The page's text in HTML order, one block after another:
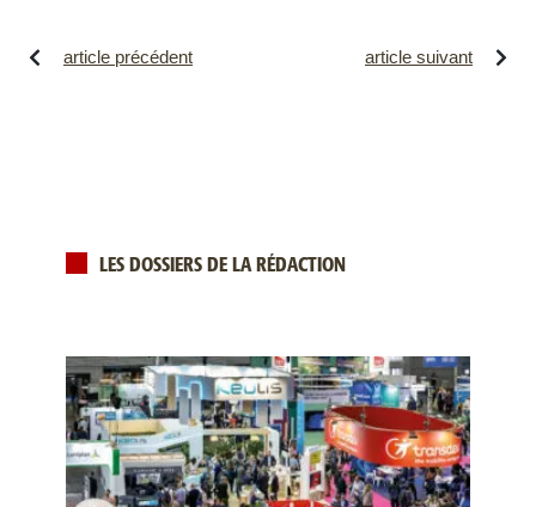
article précédent article suivant
LES DOSSIERS DE LA RÉDACTION